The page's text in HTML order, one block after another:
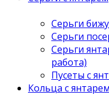
Серьги
Серьги
Серьги
работа)
Пусеты с
Кольца с янтарем